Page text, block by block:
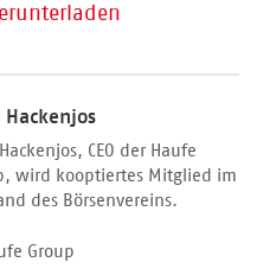
CEO der Haufe
wird kooptiertes Mitglied im
des Börsenvereins.
Group